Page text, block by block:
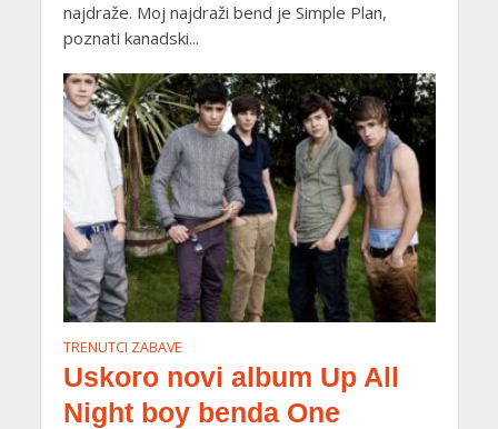
najdraže. Moj najdraži bend je Simple Plan,
poznati kanadski...
TRENUTCI ZABAVE
Uskoro novi album Up All
Night boy benda One